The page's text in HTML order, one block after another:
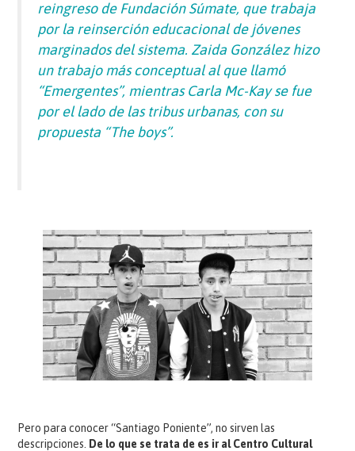
reingreso de Fundación Súmate, que trabaja
por la reinserción educacional de jóvenes
marginados del sistema. Zaida González hizo
un trabajo más conceptual al que llamó
“Emergentes”, mientras Carla Mc-Kay se fue
por el lado de las tribus urbanas, con su
propuesta “The boys”.
Pero para conocer “Santiago Poniente”, no sirven las
descripciones.
De lo que se trata de es ir al Centro Cultural